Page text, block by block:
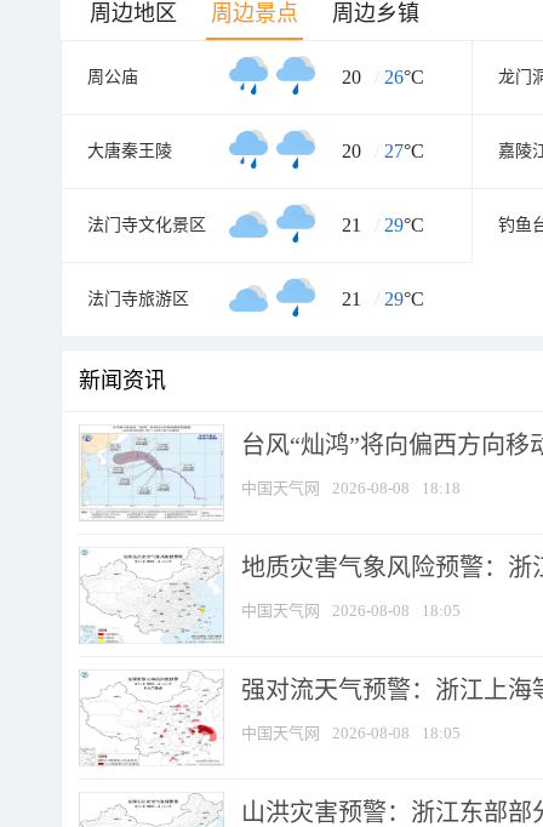
周边地区 周边景点 周边乡镇
周公庙 20 / 26°C 龙门
大唐秦王陵 20 / 27°C 嘉陵
法门寺文化景区 21 / 29°C 钓鱼
法门寺旅游区 21 / 29°C
新闻资讯
台风“灿鸿”将向偏西方向移
中国天气网 2026-08-08 18:18
地质灾害气象风险预警：
中国天气网 2026-08-08 18:05
强对流天气预警：浙江上海
中国天气网 2026-08-08 18:05
山洪灾害预警：浙江东部